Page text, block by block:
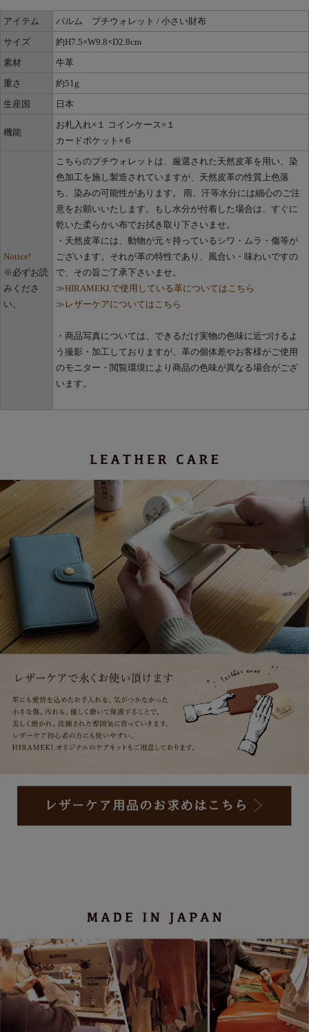
アイテム
パルム プチウォレット / 小さい財布
サイズ
約H7.5×W9.8×D2.8cm
素材
牛革
重さ
約51g
生産国
日本
機能
お札入れ×１ コインケース×１
カードポケット×６
Notice!
※必ずお読
みくださ
い。
こちらのプチウォレットは、厳選された天然皮革を用い、染
色加工を施し製造されていますが、天然皮革の性質上色落
ち、染みの可能性があります。 雨、汗等水分には細心のご注
意をお願いいたします。もし水分が付着した場合は、すぐに
乾いた柔らかい布でお拭き取り下さいませ。
・天然皮革には、動物が元々持っているシワ・ムラ・傷等が
ございます。それが革の特性であり、風合い・味わいですの
で、その旨ご了承下さいませ。
≫HIRAMEKI.で使用している革についてはこちら
≫レザーケアについてはこちら
・商品写真については、できるだけ実物の色味に近づけるよ
う撮影・加工しておりますが、革の個体差やお客様がご使用
のモニター・閲覧環境により商品の色味が異なる場合がござ
います。